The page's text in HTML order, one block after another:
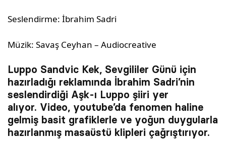
Seslendirme: İbrahim Sadri
Müzik: Savaş Ceyhan – Audiocreative
Luppo Sandvic Kek, Sevgililer Günü için
hazırladığı reklamında İbrahim Sadri’nin
seslendirdiği Aşk-ı Luppo şiiri yer
alıyor. Video, youtube’da fenomen haline
gelmiş basit grafiklerle ve yoğun duygularla
hazırlanmış masaüstü klipleri çağrıştırıyor.